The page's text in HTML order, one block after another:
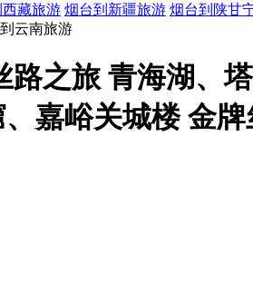
藏旅游 烟台到新疆旅游 烟台到陕甘
云南旅游
路之旅 青海湖、
嘉峪关城楼 金